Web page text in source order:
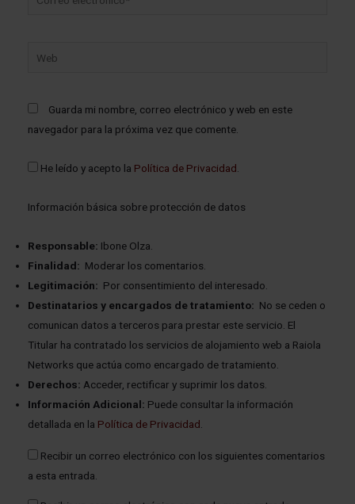
Guarda mi nombre, correo electrónico y web en este
navegador para la próxima vez que comente.
He leído y acepto la Política de Privacidad
Información básica sobre protección de datos
Responsable: Ibone Olza.
Finalidad: Moderar los comentarios.
Legitimación: Por consentimiento del interesado.
Destinatarios y encargados de tratamiento: No se ceden o
comunican datos a terceros para prestar este servicio. El
Titular ha contratado los servicios de alojamiento web a Raiola
Networks que actúa como encargado de tratamiento.
Derechos: Acceder, rectificar y suprimir los datos.
Información Adicional: Puede consultar la información
detallada en la Política de Privacidad
Recibir un correo electrónico con los siguientes comentarios
a esta entrada.